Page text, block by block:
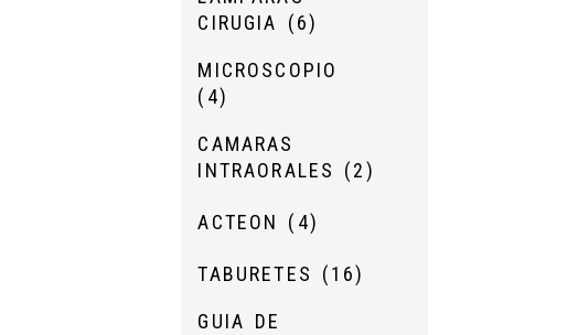
CIRUGIA (6)
MICROSCOPIO
(4)
CAMARAS
INTRAORALES (2)
ACTEON (4)
TABURETES (16)
GUIA DE